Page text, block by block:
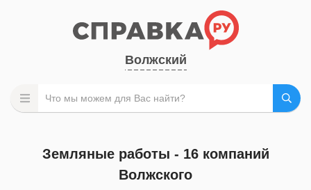
Волжский
Земляные работы - 16 компаний
Волжского